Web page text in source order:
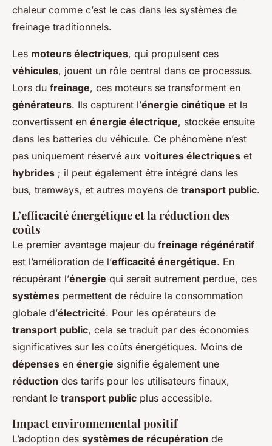
chaleur comme c’est le cas dans les systèmes de
freinage traditionnels.
Les moteurs électriques, qui propulsent ces
véhicules, jouent un rôle central dans ce processus.
Lors du freinage, ces moteurs se transforment en
générateurs. Ils capturent l’énergie cinétique et la
convertissent en énergie électrique, stockée ensuite
dans les batteries du véhicule. Ce phénomène n’est
pas uniquement réservé aux voitures électriques et
hybrides ; il peut également être intégré dans les
bus, tramways, et autres moyens de transport public.
L’efficacité énergétique et la réduction des
coûts
Le premier avantage majeur du freinage régénératif
est l’amélioration de l’efficacité énergétique. En
récupérant l’énergie qui serait autrement perdue, ces
systèmes permettent de réduire la consommation
globale d’électricité. Pour les opérateurs de
transport public, cela se traduit par des économies
significatives sur les coûts énergétiques. Moins de
dépenses en énergie signifie également une
réduction des tarifs pour les utilisateurs finaux,
rendant le transport public plus accessible.
Impact environnemental positif
L’adoption des systèmes de récupération de